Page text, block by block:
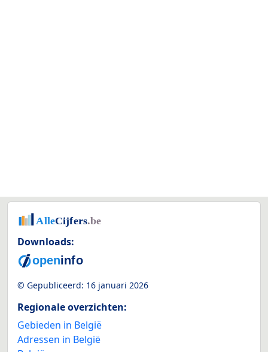
Downloads:
© Gepubliceerd: 16 januari 2026
Regionale overzichten:
Gebieden in België
Adressen in België